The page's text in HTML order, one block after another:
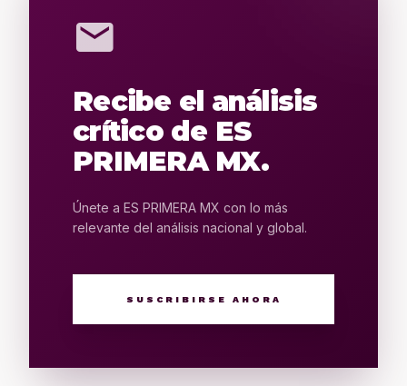
mail
Recibe el análisis
crítico de ES
PRIMERA MX.
Únete a ES PRIMERA MX con lo más
relevante del análisis nacional y global.
SUSCRIBIRSE AHORA